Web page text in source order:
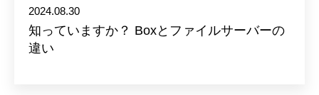
2024.08.30
知っていますか？ Boxとファイルサーバーの
違い